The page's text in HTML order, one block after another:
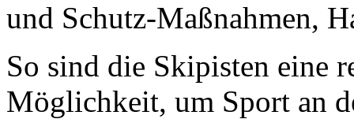
und Schutz-Maßnahmen,
So sind die Skipisten eine
Möglichkeit, um Sport an